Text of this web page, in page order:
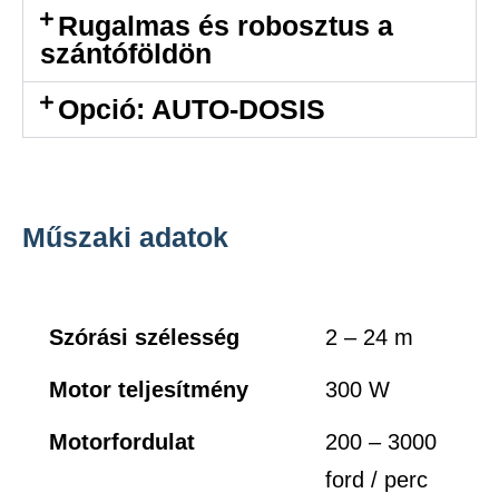
Rugalmas és robosztus a
szántóföldön
Opció: AUTO-DOSIS
Műszaki adatok
Szórási szélesség 2 – 24 m
Motor teljesítmény 300 W
Motorfordulat
200 – 3000
ford / perc